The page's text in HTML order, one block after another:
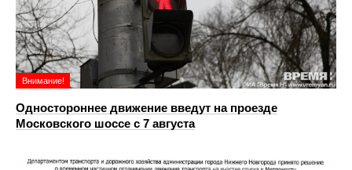
Внимание!
Одностороннее движение введут на проезде
Московского шоссе с 7 августа